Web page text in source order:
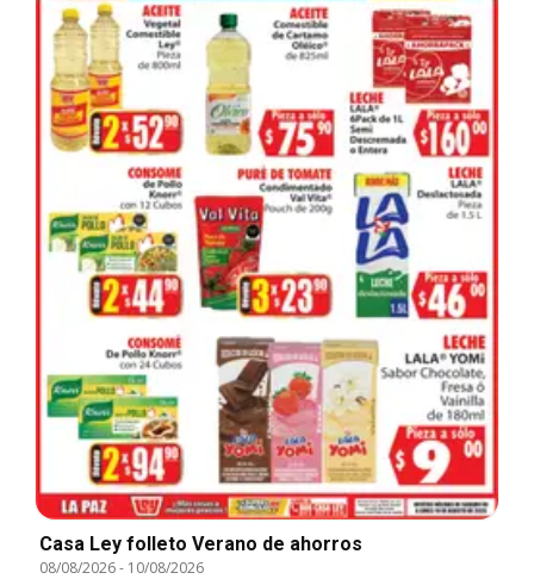
Casa Ley folleto Verano de ahorros
08/08/2026- 10/08/2026